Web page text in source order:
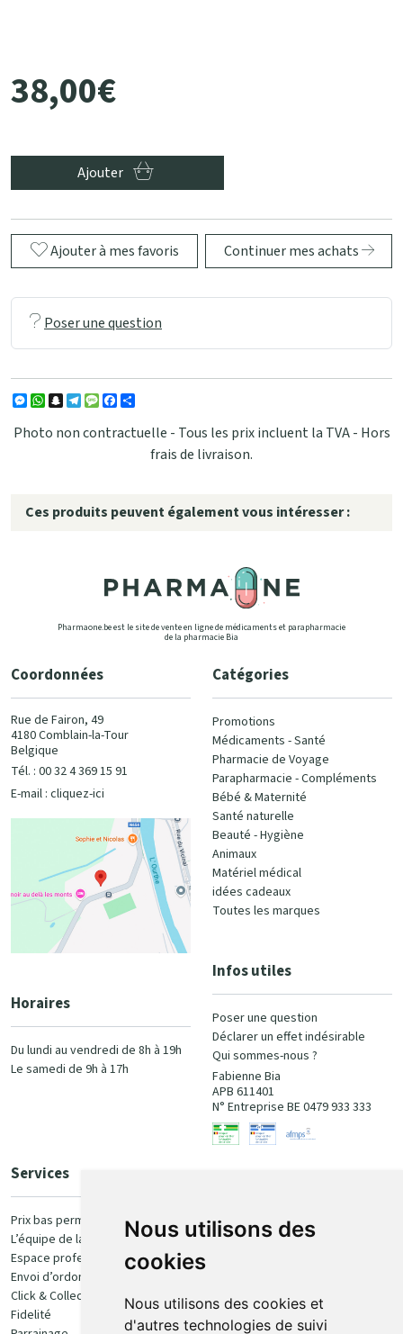
Nous utilisons des
cookies
Nous utilisons des cookies et
d'autres technologies de suivi
38,00€
Ajouter
Ajouter à mes favoris Continuer mes achats
Poser une question
Messenger
WhatsApp
Snapchat
Telegram
MessageFacebook
Photo non contractuelle - Tous les prix incluent la TVA - Hors
frais de livraison.
Ces produits peuvent également vous intéresser :
Pharmaone.be est le site de vente en ligne de médicaments et parapharmacie
de la pharmacie Bia
Coordonnées
Rue de Fairon, 49
4180 Comblain-la-Tour
Belgique
Tél. : 00 32 4 369 15 91
E-mail : cliquez-ici
Horaires
Du lundi au vendredi de 8h à 19h
Le samedi de 9h à 17h
Catégories
Promotions
Médicaments - Santé
Pharmacie de Voyage
Parapharmacie - Compléments
Bébé & Maternité
Santé naturelle
Beauté - Hygiène
Animaux
Matériel médical
idées cadeaux
Toutes les marques
Infos utiles
Poser une question
Déclarer un effet indésirable
Qui sommes-nous ?
Fabienne Bia
APB 611401
N° Entreprise BE 0479 933 333
Services
Prix bas permanent
L’équipe de la pharmacie
Espace professionnel
Envoi d’ordonnance
Click & Collect
Fidelité
100% sécurisé